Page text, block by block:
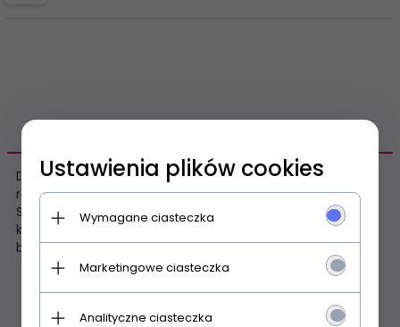
OPIS PRODUKTU
Dwuczęściowa piżama damska. Koszulka z krótkim
rękawem z przodu ozdobiona kolorowym nadrukiem.
Spodenki krótkie, w pasie gumka, wzór w kropki. Skład:
koszulka 80% bawełna, 20% poliester; spodenki 100%
bawełna.
Ustawienia plików cookies
Wymagane ciasteczka
Marketingowe ciasteczka
Analityczne ciasteczka